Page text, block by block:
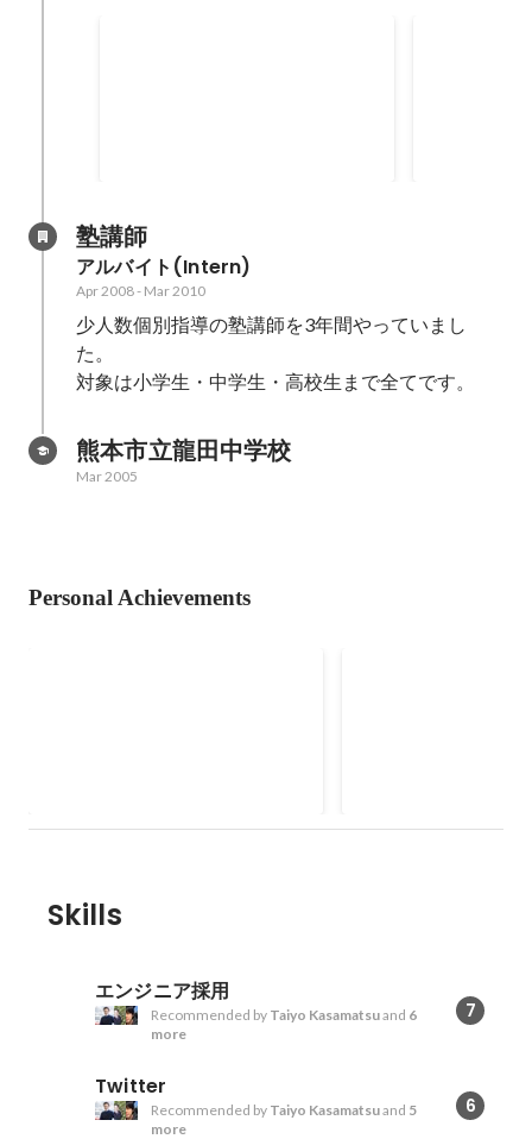
塾講師
アルバイト(Intern)
Apr 2008- Mar 2010
少人数個別指導の塾講師を3年間やっていまし
た。
対象は小学生・中学生・高校生まで全てです。
熊本市立龍田中学校
Mar 2005
Personal Achievements
Skills
エンジニア採用
7
Recommended by Taiyo Kasamatsuand 6
more
Twitter
6
Recommended by Taiyo Kasamatsuand 5
more